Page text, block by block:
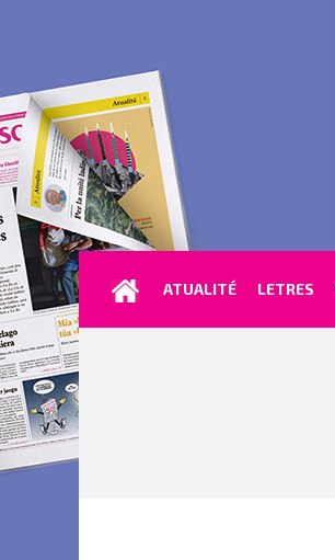
ATUALITÉ LETRES